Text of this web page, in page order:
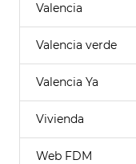
Valencia
Valencia verde
Valencia Ya
Vivienda
Web FDM